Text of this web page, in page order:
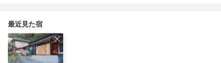
最近見た宿